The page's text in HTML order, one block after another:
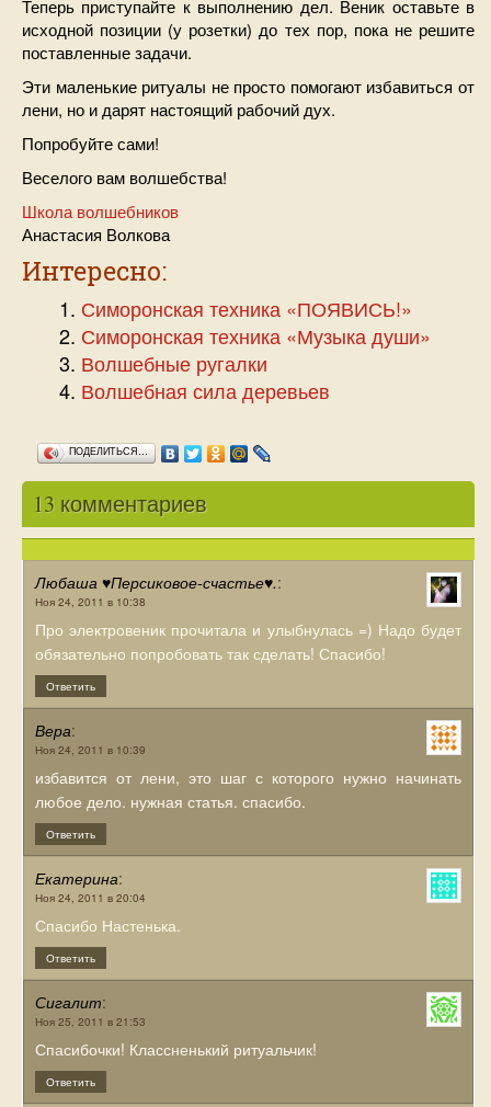
Теперь приступайте к выполнению дел. Веник оставьте в
исходной позиции (у розетки) до тех пор, пока не решите
поставленные задачи.
Эти маленькие ритуалы не просто помогают избавиться от
лени, но и дарят настоящий рабочий дух.
Попробуйте сами!
Веселого вам волшебства!
Школа волшебников
Анастасия Волкова
Интересно:
Симоронская техника «ПОЯВИСЬ!»
Симоронская техника «Музыка души»
Волшебные ругалки
Волшебная сила деревьев
ПОДЕЛИТЬСЯ…
13 комментариев
Любаша ♥Персиковое-счастье♥.:
Ноя 24, 2011 в 10:38
Про электровеник прочитала и улыбнулась =) Надо будет
обязательно попробовать так сделать! Спасибо!
Ответить
Вера:
Ноя 24, 2011 в 10:39
избавится от лени, это шаг с которого нужно начинать
любое дело. нужная статья. спасибо.
Ответить
Екатерина:
Ноя 24, 2011 в 20:04
Спасибо Настенька.
Ответить
Сигалит:
Ноя 25, 2011 в 21:53
Спасибочки! Классненький ритуальчик!
Ответить